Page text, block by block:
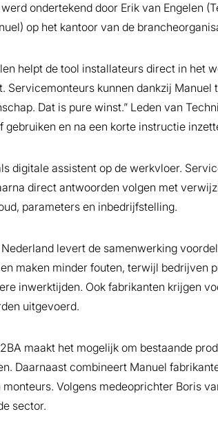
ondertekend door Erik van Engelen
op het kantoor van de
helpt de tool installateurs direct in het
Servicemonteurs kunnen dankzij
Dat is pure winst.” Leden van
gebruiken en na een korte instructie
digitale assistent op de werkvloer.
direct antwoorden volgen met
parameters en inbedrijfstelling.
levert de samenwerking
maken minder fouten, terwijl bedrijven
inwerktijden. Ook fabrikanten krijgen
uitgevoerd.
maakt het mogelijk om bestaande
Daarnaast combineert Manuel
Volgens medeoprichter Boris
sector.